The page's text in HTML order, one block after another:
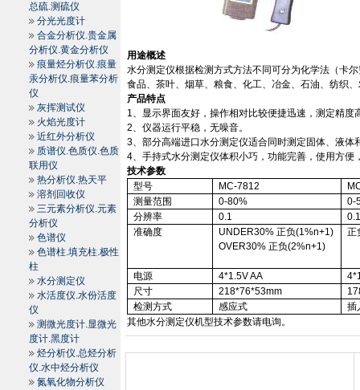
总硫.测硫仪
分光光度计
合金分析仪.贵金属
分析仪.黄金分析仪
痕量烃分析仪.痕量
汞分析仪.痕量苯分析
仪
灰挥测试仪
火焰光度计
近红外分析仪
质谱仪.色质仪.色质
联用仪
热分析仪.热天平
溶剂回收仪
三元素分析仪.元素
分析仪
色谱仪
色谱柱.填充柱.极性
柱
水分测定仪
水活度仪.水份活度
仪
测微光度计.显微光
度计.黑度计
烃分析仪.总烃分析
仪.水中烃分析仪
氮氧化物分析仪
用途概述
水分测定仪根据检测方式方法不同可分为化学法（卡
食品、茶叶、烟草、粮食、化工、冶金、石油、纺织
产品特点
1、显示界面友好，操作相对比较便捷迅速，测定精度
2、仪器运行平稳，无噪音。
3、部分高端进口水分测定仪适合同时测定固体、液体
4、手持式水分测定仪体积小巧，功能完善，使用方便
技术参数
型号
MC-7812
测量范围
0-80%
0-
分辨率
0.1
准确度
UNDER30%正负(1%n+1)
OVER30%正负(2%n+1)
正
电源 4*1.5V AA
尺寸
218*76*53mm
检测方式
感应式
插
其他水分测定仪机型技术参数请电询。